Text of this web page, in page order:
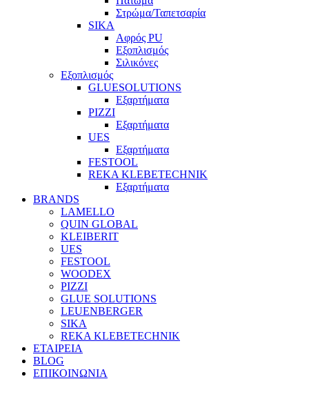
Στρώμα/Ταπετσαρία
SIKA
Αφρός PU
Εξοπλισμός
Σιλικόνες
Εξοπλισμός
GLUESOLUTIONS
Εξαρτήματα
PIZZI
Εξαρτήματα
UES
Εξαρτήματα
FESTOOL
REKA KLEBETECHNIK
Εξαρτήματα
BRANDS
LAMELLO
QUIN GLOBAL
KLEIBERIT
UES
FESTOOL
WOODEX
PIZZI
GLUE SOLUTIONS
LEUENBERGER
SIKA
REKA KLEBETECHNIK
ΕΤΑΙΡΕΙΑ
BLOG
ΕΠΙΚΟΙΝΩΝΙΑ